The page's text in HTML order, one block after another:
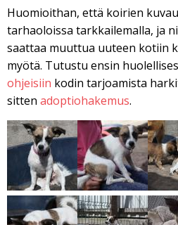
Huomioithan, että koirien
tarhaoloissa tarkkailemalla, ja
saattaa muuttua uuteen kotiin
myötä. Tutustu ensin
ohjeisiin kodin tarjoamista
sitten adoptiohakemus.